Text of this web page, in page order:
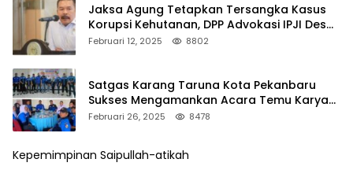
Jaksa Agung Tetapkan Tersangka Kasus
Korupsi Kehutanan, DPP Advokasi IPJI Desak
Pengusutan Pajak RAPP
Februari 12, 2025 8802
Satgas Karang Taruna Kota Pekanbaru
Sukses Mengamankan Acara Temu Karya
VII Karang Taruna Pekanbaru
Februari 26, 2025 8478
Kepemimpinan Saipullah-atikah